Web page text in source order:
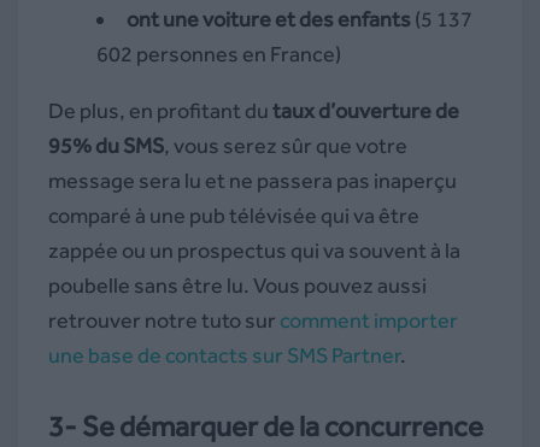
ont une voiture et des enfants(5 137
602 personnes en France)
De plus, en profitant dutaux d’ouverture de
95% du SMS, vous serez sûr que votre
message sera lu et ne passera pas inaperçu
comparé à une pub télévisée qui va être
zappée ou un prospectus qui va souvent à la
poubelle sans être lu. Vous pouvez aussi
retrouver notre tuto sur comment importer
une base de contacts sur SMS Partner.
3- Se démarquer de la concurrence